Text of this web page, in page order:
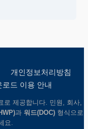
개인정보처리방침
로드 이용 안내
로 제공합니다. 민원, 회사,
과 워드(DOC) 형식으로
요.